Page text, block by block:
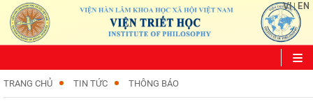
VI| EN
TRANG CHỦ TIN TỨC THÔNG BÁO